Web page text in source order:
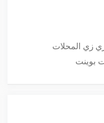
زي المحلات
بوينت